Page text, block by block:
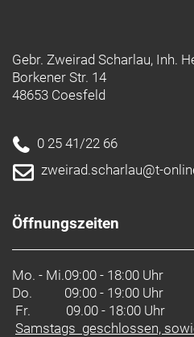
Gebr. Zweirad Scharlau, Inh.
Borkener Str. 14
48653 Coesfeld
0 25 41/22 66
zweirad.scharlau@t-
Öffnungszeiten
Mo. - Mi.09:00 - 18:00 Uhr
Do.
09:00 - 19:00 Uhr
Fr. 09.00 - 18:00 Uhr
Samstags geschlossen,